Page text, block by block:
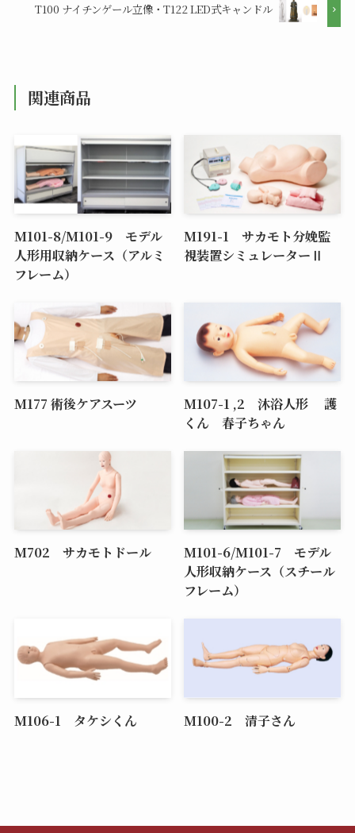
T100 ナイチンゲール立像・T122 LED式キャンドル
関連商品
M101-8/M101-9 モデル
人形用収納ケース（アルミ
フレーム）
M191-1 サカモト分娩監
視装置シミュレーターⅡ
M177 術後ケアスーツ
M107-1 ,2 沐浴人形 護
くん 春子ちゃん
M702 サカモトドール
M101-6/M101-7 モデル
人形収納ケース（スチール
フレーム）
M106-1 タケシくん M100-2 清子さん